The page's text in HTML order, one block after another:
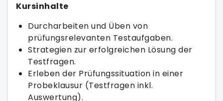
Kursinhalte
Durcharbeiten und Üben von
prüfungsrelevanten Testaufgaben.
Strategien zur erfolgreichen Lösung der
Testfragen.
Erleben der Prüfungssituation in einer
Probeklausur (Testfragen inkl.
Auswertung).